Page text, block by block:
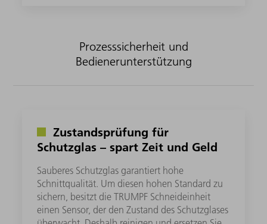
Prozesssicherheit und
Bedienerunterstützung
Zustandsprüfung für
Schutzglas – spart Zeit und Geld
Sauberes Schutzglas garantiert hohe
Schnittqualität. Um diesen hohen Standard zu
sichern, besitzt die TRUMPF Schneideinheit
einen Sensor, der den Zustand des Schutzglases